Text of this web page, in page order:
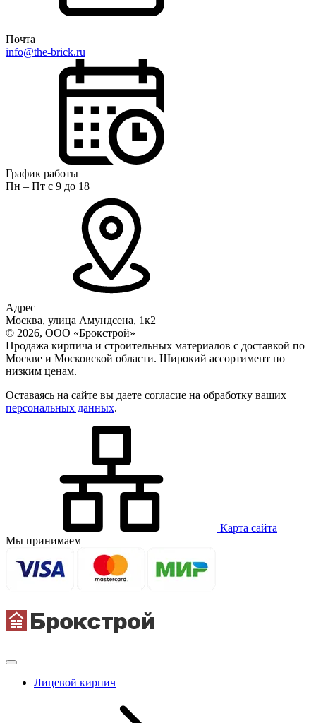
Почта
info@the-brick.ru
График работы
Пн – Пт с 9 до 18
Адрес
Москва, улица Амундсена, 1к2
© 2026, ООО «Брокстрой»
Продажа кирпича и строительных материалов с доставкой по
Москве и Московской области. Широкий ассортимент по
низким ценам.
Оставаясь на сайте вы даете согласие на обработку ваших
персональных данных.
Карта сайта
Мы принимаем
Лицевой кирпич